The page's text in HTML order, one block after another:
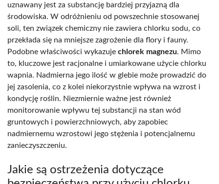
uznawany jest za substancję bardziej przyjazną dla
środowiska. W odróżnieniu od powszechnie stosowanej
soli, ten związek chemiczny nie zawiera chlorku sodu, co
przekłada się na mniejsze zagrożenie dla flory i fauny.
Podobne właściwości wykazuje chlorek magnezu. Mimo
to, kluczowe jest racjonalne i umiarkowane użycie chlorku
wapnia. Nadmierna jego ilość w glebie może prowadzić do
jej zasolenia, co z kolei niekorzystnie wpływa na wzrost i
kondycję roślin. Niezmiernie ważne jest również
monitorowanie wpływu tej substancji na stan wód
gruntowych i powierzchniowych, aby zapobiec
nadmiernemu wzrostowi jego stężenia i potencjalnemu
zanieczyszczeniu.
Jakie są ostrzeżenia dotyczące